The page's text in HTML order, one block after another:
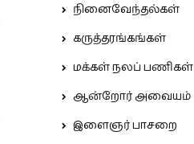
நினைவேந்தல்கள்
கருத்தரங்கங்கள்
மக்கள் நலப் பணிகள்
ஆன்றோர் அவையம்
இளைஞர் பாசறை